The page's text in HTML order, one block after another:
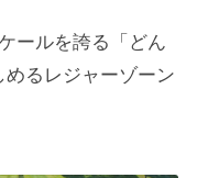
ールを誇る「どん
めるレジャーゾーン